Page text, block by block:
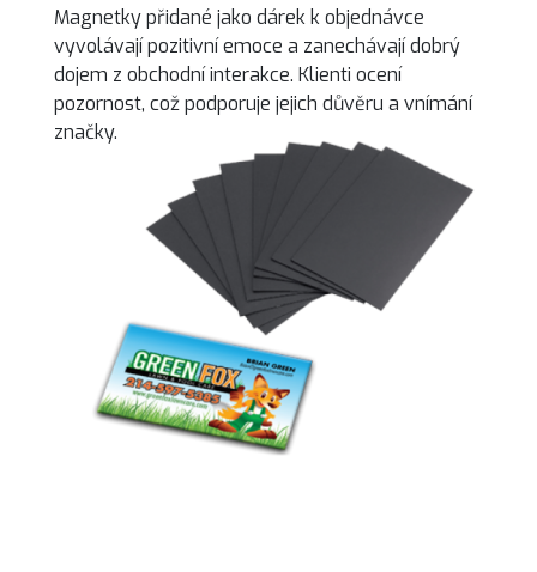
Magnetky přidané jako dárek k objednávce
vyvolávají pozitivní emoce a zanechávají dobrý
dojem z obchodní interakce. Klienti ocení
pozornost, což podporuje jejich důvěru a vnímání
značky.